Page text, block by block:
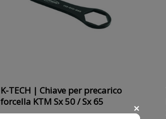
K-TECH | Chiave per precarico
forcella KTM Sx 50 / Sx 65